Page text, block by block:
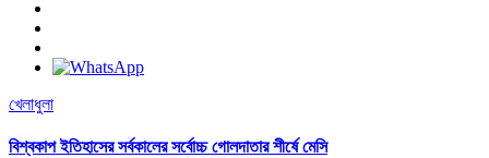
খেলাধুলা
বিশ্বকাপ ইতিহাসের সর্বকালের সর্বোচ্চ গোলদাতার শীর্ষে মেসি